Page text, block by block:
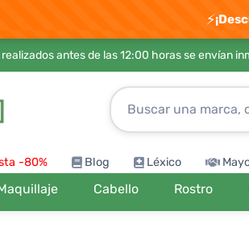
⚡
antes de las 12:00 horas se envían
-80% Blog Léxico
Cabello Rostro